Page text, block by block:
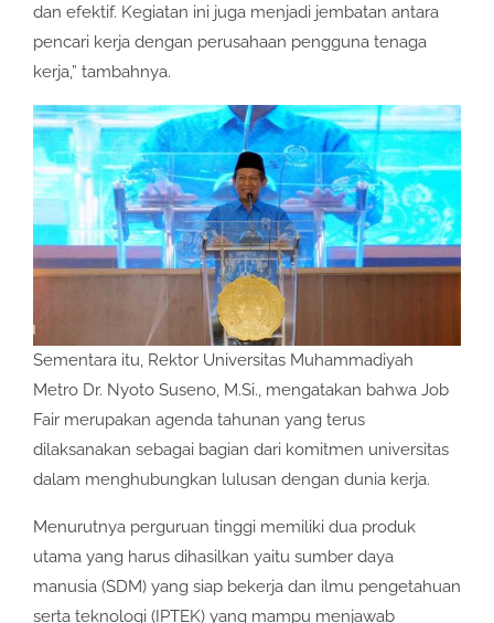
dan efektif. Kegiatan ini juga menjadi jembatan antara
pencari kerja dengan perusahaan pengguna tenaga
kerja,” tambahnya.
Sementara itu, Rektor Universitas Muhammadiyah
Metro Dr. Nyoto Suseno, M.Si., mengatakan bahwa Job
Fair merupakan agenda tahunan yang terus
dilaksanakan sebagai bagian dari komitmen universitas
dalam menghubungkan lulusan dengan dunia kerja.
Menurutnya perguruan tinggi memiliki dua produk
utama yang harus dihasilkan yaitu sumber daya
manusia (SDM) yang siap bekerja dan ilmu pengetahuan
serta teknologi (IPTEK) yang mampu menjawab